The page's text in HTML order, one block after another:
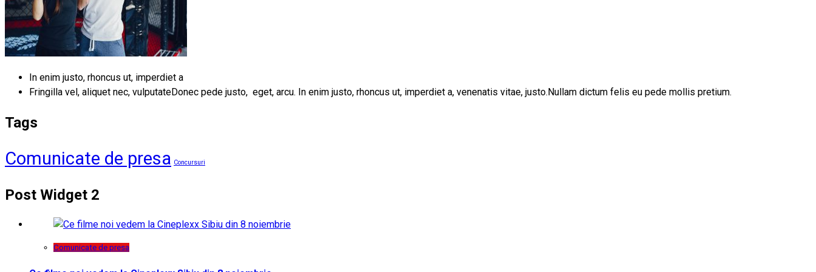
In enim justo, rhoncus ut, imperdiet a
Fringilla vel, aliquet nec, vulputateDonec pede justo, eget, arcu. In enim justo, rhoncus ut, imperdiet a, venenatis vitae, justo.Nullam dictum felis eu pede mollis pretium.
Tags
Comunicate de presa Concursuri
Post Widget 2
Comunicate de presa